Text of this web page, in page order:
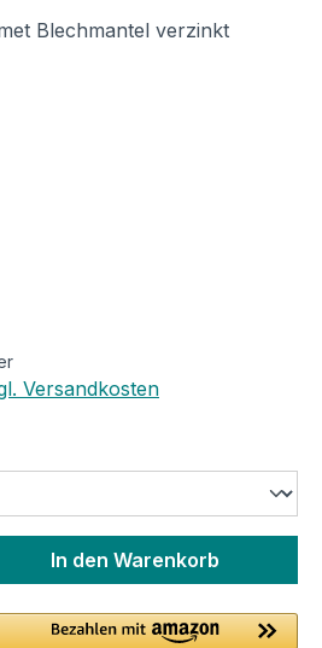
Versandkosten
Gib den
In den Warenkorb